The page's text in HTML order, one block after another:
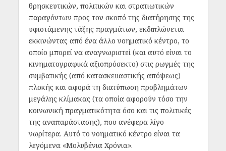
θρησκευτικών, πολιτικών και στρατιωτικών
παραγόντων προς τον σκοπό της διατήρησης της
υφιστάμενης τάξης πραγμάτων, εκδιπλώνεται
εκκινώντας από ένα άλλο νοηματικό κέντρο, το
οποίο μπορεί να αναγνωριστεί (και αυτό είναι το
κινηματογραφικά αξιοπρόσεκτο) στις ρωγμές της
συμβατικής (από κατασκευαστικής απόψεως)
πλοκής και αφορά τη διατύπωση προβλημάτων
μεγάλης κλίμακας (τα οποία αφορούν τόσο την
κοινωνική πραγματικότητα όσο και τις πολιτικές
της αναπαράστασης), που ανέφερα λίγο
νωρίτερα. Αυτό το νοηματικό κέντρο είναι τα
λεγόμενα «Μολυβένια Χρόνια».